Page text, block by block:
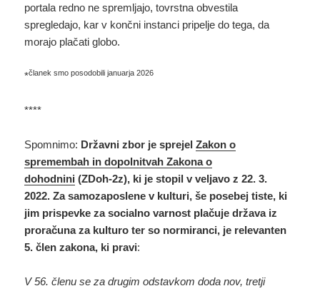
portala redno ne spremljajo, tovrstna obvestila
spregledajo, kar v končni instanci pripelje do tega, da
morajo plačati globo.
*članek smo posodobili januarja 2026
****
Spomnimo: Državni zbor je sprejelZakon o
spremembah in dopolnitvah Zakona o
dohodnini (ZDoh-2z), ki je stopil v veljavo z 22. 3.
2022. Za samozaposlene v kulturi, še posebej tiste, ki
jim prispevke za socialno varnost plačuje država iz
proračuna za kulturo ter so normiranci, je relevanten
5. člen zakona, ki pravi:
V 56. členu se za drugim odstavkom doda nov, tretji